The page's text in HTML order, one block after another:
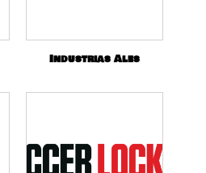
Industrias Ales